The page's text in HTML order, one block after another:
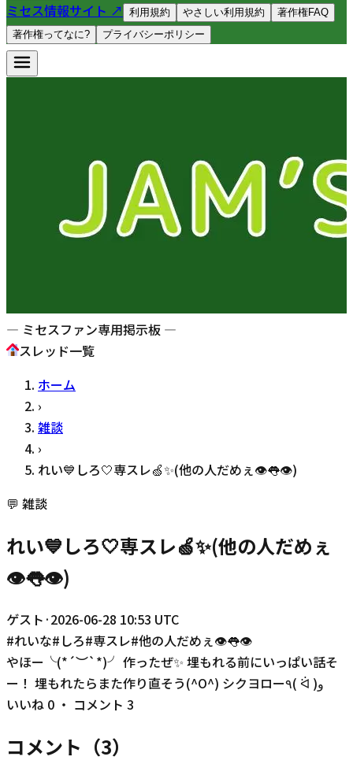
ミセス情報サイト ↗ 利用規約 やさしい利用規約
著作権FAQ
著作権ってなに?
プライバシーポリシー
— ミセスファン専用掲示板 —
スレッド一覧
ホーム
›
雑談
›
れい💙しろ🤍専スレ🍏✨(他の人だめぇ👁️👅👁️)
💬 雑談
れい💙しろ🤍専スレ🍏✨(他の人だめぇ
👁️👅👁️)
ゲスト ·2026-06-28 10:53 UTC
#れいな# しろ#専スレ#他の人だめぇ👁️👅👁️
やほー╰(*´︶`*)╯ 作ったぜ✨ 埋もれる前にいっぱい話そ
ー！ 埋もれたらまた作り直そう(^O^) シクヨロー٩( ᐛ )و
いいね 0 ・ コメント 3
コメント（3）